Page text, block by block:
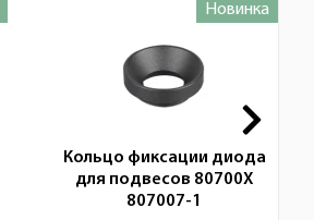
Новинка
Кольцо фиксации диода
для подвесов 80700X
807007-1